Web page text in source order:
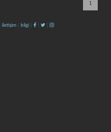
1
iletişim| bilgi| | |